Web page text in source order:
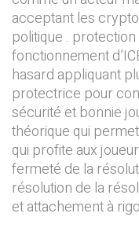
acceptant les
politique .
fonctionnement
hasard appliquant
protectrice pour
sécurité et bonnie
théorique qui
qui profite aux
fermeté de la
résolution de la
et attachement à